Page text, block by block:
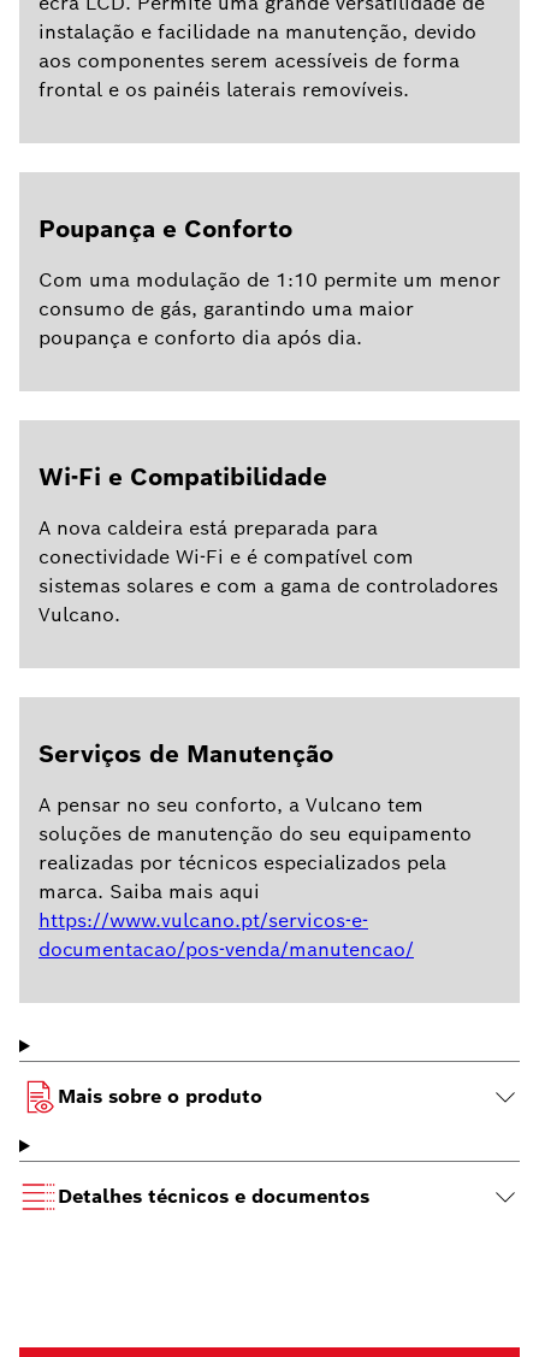
instalação e facilidade na manutenção, devido
aos componentes serem acessíveis de forma
frontal e os painéis laterais removíveis.
Poupança e Conforto
Com uma modulação de 1:10 permite um menor
consumo de gás, garantindo uma maior
poupança e conforto dia após dia.
Wi-Fi e Compatibilidade
A nova caldeira está preparada para
conectividade Wi-Fi e é compatível com
sistemas solares e com a gama de controladores
Vulcano.
Serviços de Manutenção
A pensar no seu conforto, a Vulcano tem
soluções de manutenção do seu equipamento
realizadas por técnicos especializados pela
marca. Saiba mais aqui
https://www.vulcano.pt/servicos-e-
documentacao/pos-venda/manutencao/
Mais sobre o produto
Detalhes técnicos e documentos